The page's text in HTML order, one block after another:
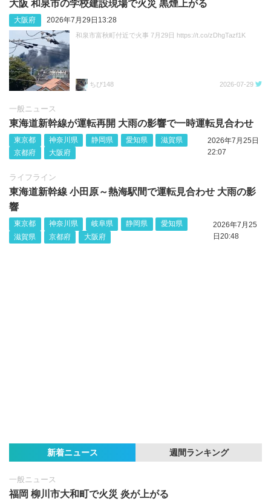
大阪 和泉市の学校建設現場で火災 黒煙上がる
大阪府 2026年7月29日13:28
和泉市富秋町付近で火事 7月29日 https://t.co/zDhgTazf1K
ちび148 2026-07-29
一般ニュース
東海道新幹線が運転再開 大雨の影響で一時運転見合わせ
東京都 神奈川県 静岡県 愛知県
滋賀県
京都府
大阪府
2026年7月25日
22:07
ライフライン
東海道新幹線 小田原～熱海駅間で運転見合わせ 大雨の影
響
東京都 神奈川県 岐阜県 静岡県
愛知県
滋賀県
京都府 大阪府
2026年7月25
日20:48
新着ニュース 週間ランキング
一般ニュース
福岡 柳川市大和町で火災 炎が上がる